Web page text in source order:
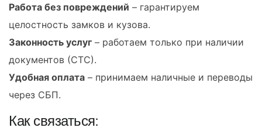
Работа без повреждений – гарантируем
целостность замков и кузова.
Законность услуг – работаем только при наличии
документов (СТС).
Удобная оплата – принимаем наличные и переводы
через СБП.
Как связаться: